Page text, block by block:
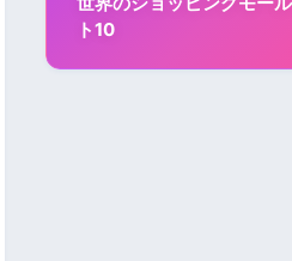
ト10